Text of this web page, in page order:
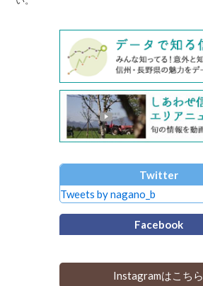
Twitter
Tweets by nagano_b
Facebook
Instagramはこちら